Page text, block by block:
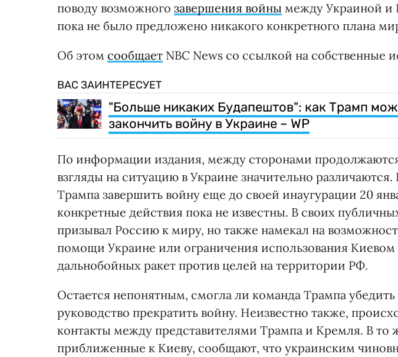
поводу возможного завершения войны между Украиной и
пока не было предложено никакого конкретного плана
Об этом сообщает NBC News со ссылкой на собственные
ВАС ЗАИНТЕРЕСУЕТ
"Больше никаких Будапештов": как Трамп
закончить войну в Украине – WP
По информации издания, между сторонами
взгляды на ситуацию в Украине значительно
Трампа завершить войну еще до своей инаугурации 20
конкретные действия пока не известны. В своих
призывал Россию к миру, но также намекал на
помощи Украине или ограничения использования
дальнобойных ракет против целей на территории РФ.
Остается непонятным, смогла ли команда Трампа
руководство прекратить войну. Неизвестно также,
контакты между представителями Трампа и Кремля. В то
приближенные к Киеву, сообщают, что украинским